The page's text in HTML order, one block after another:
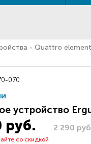
- Quattro
070
устройство
руб. 2 290
со скидкой